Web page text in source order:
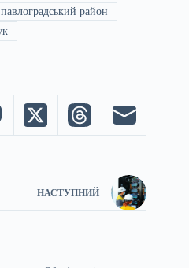
павлоградський район
НАСТУПНИЙ